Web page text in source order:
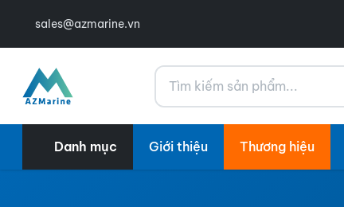
sales@azmarine.vn
Tìm kiếm
Danh mục Giới thiệu Thương hiệu